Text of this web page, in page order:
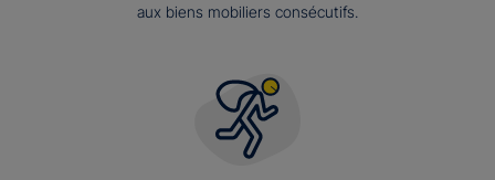
aux biens mobiliers consécutifs.